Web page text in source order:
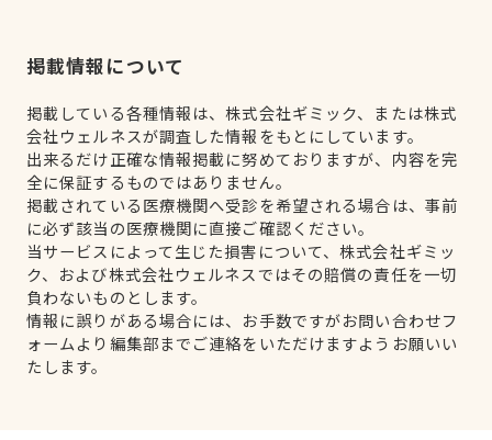
掲載情報について
掲載している各種情報は、株式会社ギミック、または株式
会社ウェルネスが調査した情報をもとにしています。
出来るだけ正確な情報掲載に努めておりますが、内容を完
全に保証するものではありません。
掲載されている医療機関へ受診を希望される場合は、事前
に必ず該当の医療機関に直接ご確認ください。
当サービスによって生じた損害について、株式会社ギミッ
ク、および株式会社ウェルネスではその賠償の責任を一切
負わないものとします。
情報に誤りがある場合には、お手数ですがお問い合わせフ
ォームより編集部までご連絡をいただけますようお願いい
たします。